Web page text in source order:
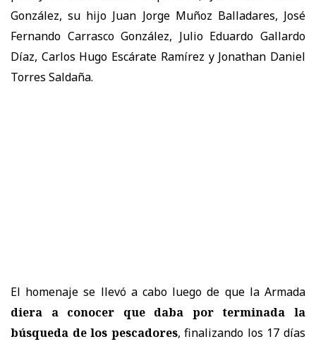
González, su hijo Juan Jorge Muñoz Balladares, José
Fernando Carrasco González, Julio Eduardo Gallardo
Díaz, Carlos Hugo Escárate Ramírez y Jonathan Daniel
Torres Saldaña.
El homenaje se llevó a cabo luego de que la Armada
diera a conocer que daba por terminada la
búsqueda de los pescadores, finalizando los 17 días